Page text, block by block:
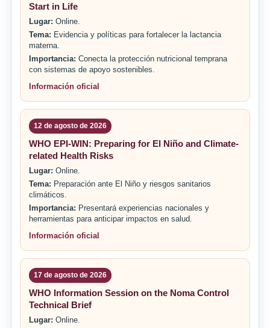
Start in Life
Lugar: Online.
Tema: Evidencia y políticas para fortalecer la lactancia
materna.
Importancia: Conecta la protección nutricional temprana
con sistemas de apoyo sostenibles.
Información oficial
12 de agosto de 2026
WHO EPI-WIN: Preparing for El Niño and Climate-
related Health Risks
Lugar: Online.
Tema: Preparación ante El Niño y riesgos sanitarios
climáticos.
Importancia: Presentará experiencias nacionales y
herramientas para anticipar impactos en salud.
Información oficial
17 de agosto de 2026
WHO Information Session on the Noma Control
Technical Brief
Lugar: Online.